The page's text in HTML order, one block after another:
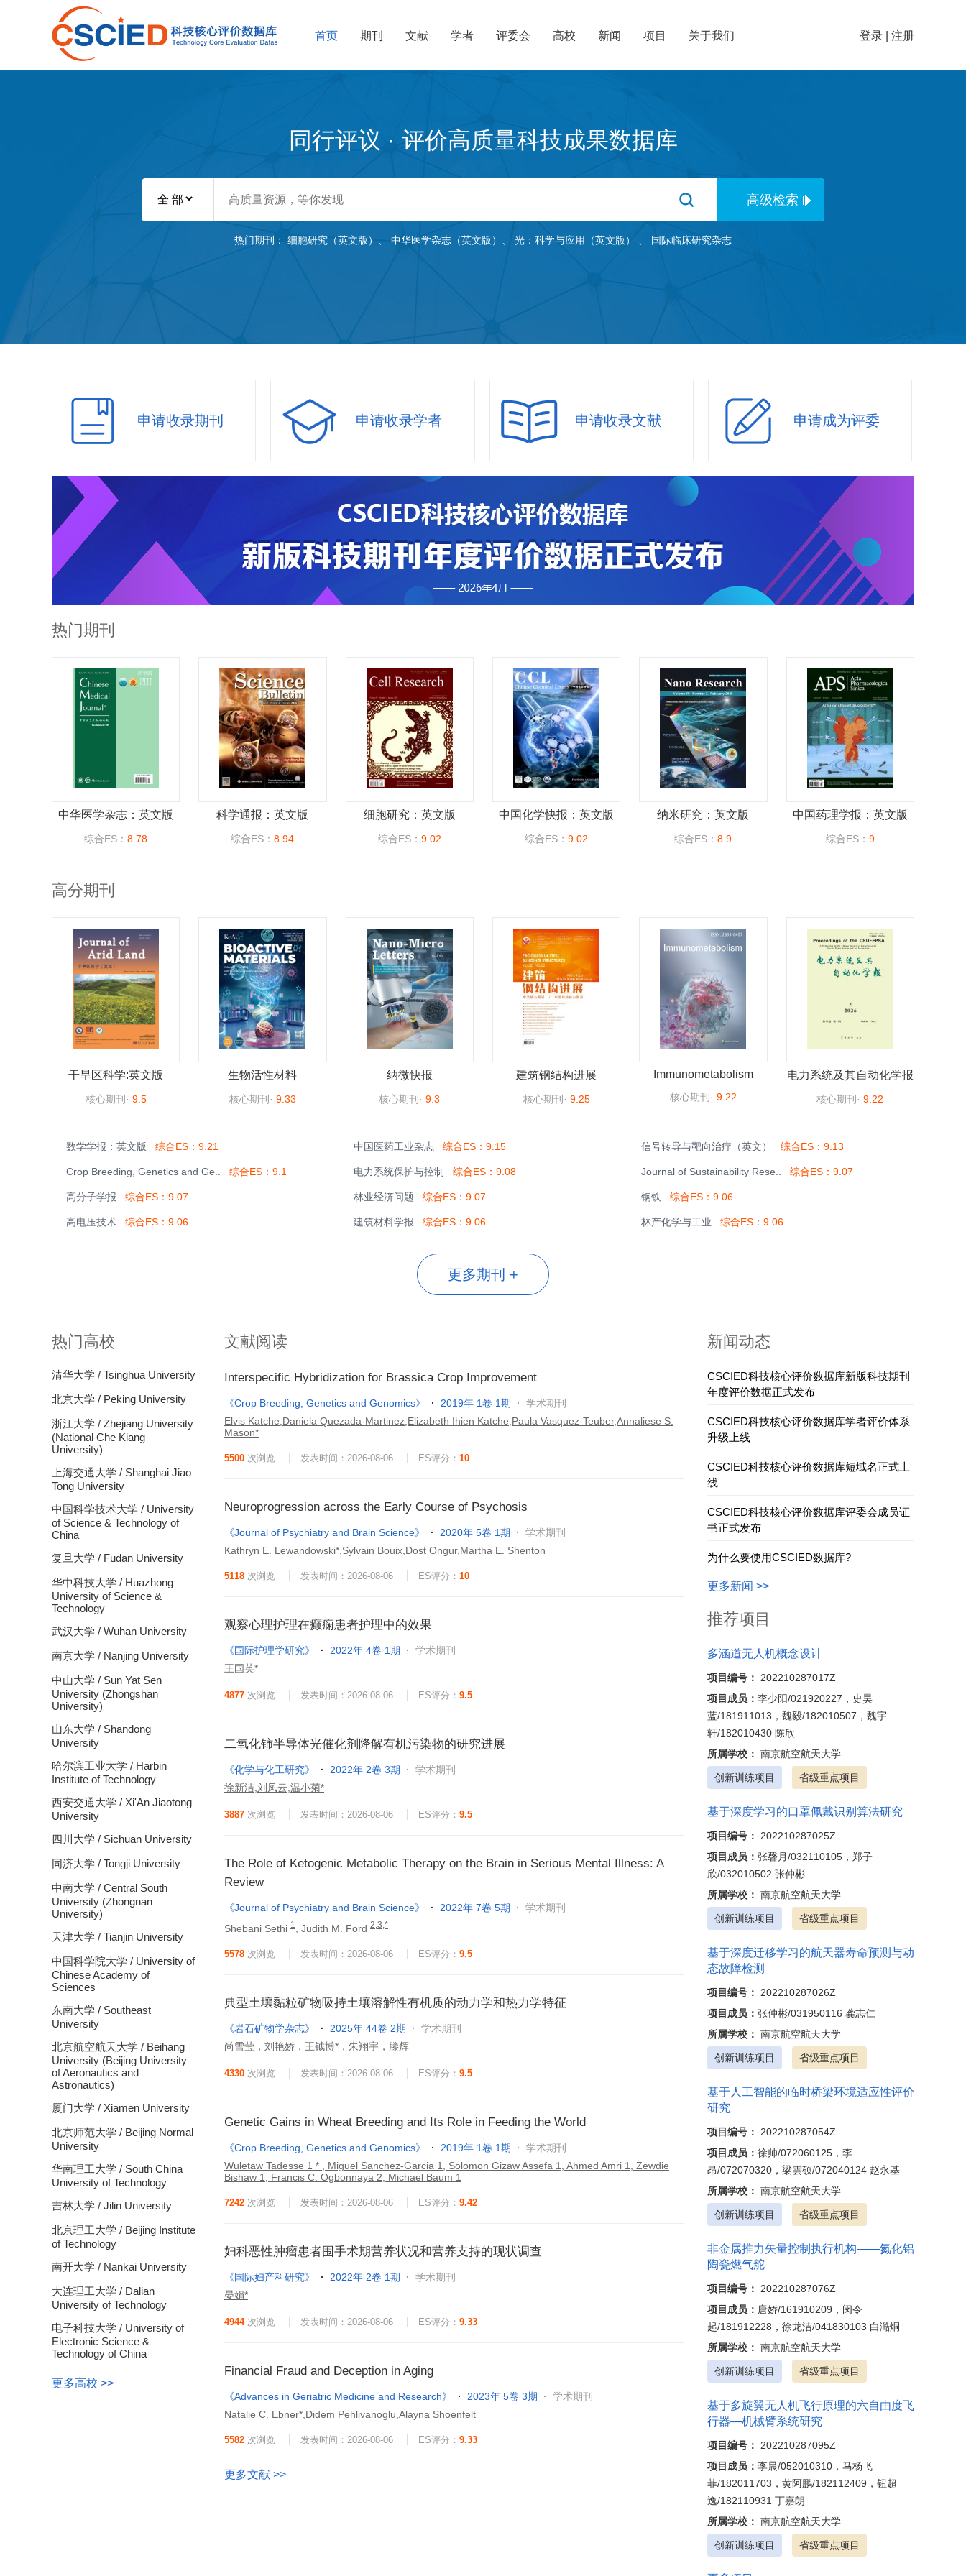
首页 期刊 文献 学者 评委会 高校 新闻 项目 关于我们 登录 注册
同行评议 · 评价高质量科技成果数据库
热门期刊： 细胞研究（英文版） 中华医学杂志（英文版） 光：科学与应用（英文版） 国际临床研究杂志
申请收录期刊 申请收录学者 申请收录文献 申请成为评委
热门期刊
中华医学杂志：英文版
综合ES：8.78
科学通报：英文版
综合ES：8.94
细胞研究：英文版
综合ES： 9.02
中国化学快报：英文版
综合ES：9.02
纳米研究：英文版
综合ES：8.9
中国药理学报：英文版
综合ES： 9
高分期刊
干旱区科学:英文版
核心期刊 · 9.5
生物活性材料
核心期刊 · 9.33
纳微快报
核心期刊 · 9.3
建筑钢结构进展
核心期刊 · 9.25
Immunometabolism
核心期刊 · 9.22
电力系统及其自动化学报
核心期刊 · 9.22
数学学报：英文版 综合ES：9.21 中国医药工业杂志 综合ES：9.15 信号转导与靶向治疗（英文） 综合ES：9.13
Crop Breeding, Genetics and Ge.. 综合ES：9.1 电力系统保护与控制 综合ES：9.08 Journal of Sustainability Rese.. 综合ES：9.07
高分子学报 综合ES：9.07 林业经济问题 综合ES：9.07 钢铁 综合ES：9.06
高电压技术 综合ES：9.06 建筑材料学报 综合ES：9.06 林产化学与工业 综合ES：9.06
更多期刊 +
热门高校
清华大学 / Tsinghua University
北京大学 / Peking University
浙江大学 / Zhejiang University
(National Che Kiang
University)
上海交通大学 / Shanghai Jiao
Tong University
中国科学技术大学 / University
of Science & Technology of
China
复旦大学 / Fudan University
华中科技大学 / Huazhong
University of Science &
Technology
武汉大学 / Wuhan University
南京大学 / Nanjing University
中山大学 / Sun Yat Sen
University (Zhongshan
University)
山东大学 / Shandong
University
哈尔滨工业大学 / Harbin
Institute of Technology
西安交通大学 / Xi'An Jiaotong
University
四川大学 / Sichuan University
同济大学 / Tongji University
中南大学 / Central South
University (Zhongnan
University)
天津大学 / Tianjin University
中国科学院大学 / University of
Chinese Academy of
Sciences
东南大学 / Southeast
University
北京航空航天大学 / Beihang
University (Beijing University
of Aeronautics and
Astronautics)
厦门大学 / Xiamen University
北京师范大学 / Beijing Normal
University
华南理工大学 / South China
University of Technology
吉林大学 / Jilin University
北京理工大学 / Beijing Institute
of Technology
南开大学 / Nankai University
大连理工大学 / Dalian
University of Technology
电子科技大学 / University of
Electronic Science &
Technology of China
更多高校 >>
新闻动态
CSCIED科技核心评价数据库新版科技期刊
年度评价数据正式发布
CSCIED科技核心评价数据库学者评价体系
升级上线
CSCIED科技核心评价数据库短域名正式上
线
CSCIED科技核心评价数据库评委会成员证
书正式发布
为什么要使用CSCIED数据库?
更多新闻 >>
推荐项目
多涵道无人机概念设计
项目编号：
202210287017Z
项目成员： 李少阳/021920227，史昊
蓝/181911013，魏毅/182010507，魏宇
轩/182010430 陈欣
所属学校： 南京航空航天大学
创新训练项目 省级重点项目
基于深度学习的口罩佩戴识别算法研究
项目编号：
202210287025Z
项目成员： 张馨月/032110105，郑子
欣/032010502 张仲彬
所属学校： 南京航空航天大学
创新训练项目 省级重点项目
基于深度迁移学习的航天器寿命预测与动
态故障检测
项目编号：
202210287026Z
项目成员： 张仲彬/031950116 龚志仁
所属学校： 南京航空航天大学
创新训练项目 省级重点项目
基于人工智能的临时桥梁环境适应性评价
研究
项目编号：
202210287054Z
项目成员： 徐帅/072060125，李
昂/072070320，梁雲硕/072040124 赵永基
所属学校： 南京航空航天大学
创新训练项目 省级重点项目
非金属推力矢量控制执行机构——氮化铝
陶瓷燃气舵
项目编号：
202210287076Z
项目成员： 唐娇/161910209，闵令
起/181912228，徐龙洁/041830103 白澔烔
所属学校： 南京航空航天大学
创新训练项目 省级重点项目
基于多旋翼无人机飞行原理的六自由度飞
行器—机械臂系统研究
项目编号：
202210287095Z
项目成员： 李晨/052010310，马杨飞
菲/182011703，黄阿鹏/182112409，钮超
逸/182110931 丁嘉朗
所属学校： 南京航空航天大学
创新训练项目 省级重点项目
文献阅读
Interspecific Hybridization for Brassica Crop Improvement
《Crop Breeding, Genetics and Genomics》 2019年 1卷 1期
学术期刊
Elvis Katche,Daniela Quezada-Martinez,Elizabeth Ihien Katche,Paula Vasquez-Teuber,Annaliese S.
Mason*
5500 次浏览 发表时间：2026-08-06 ES评分： 10
Neuroprogression across the Early Course of Psychosis
《Journal of Psychiatry and Brain Science》 2020年 5卷 1期
学术期刊
Kathryn E. Lewandowski*,Sylvain Bouix,Dost Ongur,Martha E. Shenton
5118 次浏览 发表时间：2026-08-06 ES评分： 10
观察心理护理在癫痫患者护理中的效果
《国际护理学研究》 2022年 4卷 1期
学术期刊
王国英*
4877 次浏览 发表时间：2026-08-06 ES评分： 9.5
二氧化铈半导体光催化剂降解有机污染物的研究进展
《化学与化工研究》 2022年 2卷 3期
学术期刊
徐新洁,刘凤云,温小菊*
3887 次浏览 发表时间：2026-08-06 ES评分： 9.5
The Role of Ketogenic Metabolic Therapy on the Brain in Serious Mental Illness: A
Review
《Journal of Psychiatry and Brain Science》 2022年 7卷 5期
学术期刊
Shebani Sethi 1 , Judith M. Ford 2,3,*
5578 次浏览 发表时间：2026-08-06 ES评分： 9.5
典型土壤黏粒矿物吸持土壤溶解性有机质的动力学和热力学特征
《岩石矿物学杂志》 2025年 44卷 2期
学术期刊
尚雪莹，刘艳娇，王钺博*，朱翔宇，滕辉
4330 次浏览 发表时间：2026-08-06 ES评分： 9.5
Genetic Gains in Wheat Breeding and Its Role in Feeding the World
《Crop Breeding, Genetics and Genomics》 2019年 1卷 1期
学术期刊
Wuletaw Tadesse 1 * , Miguel Sanchez-Garcia 1, Solomon Gizaw Assefa 1, Ahmed Amri 1, Zewdie
Bishaw 1, Francis C. Ogbonnaya 2, Michael Baum 1
7242 次浏览 发表时间：2026-08-06 ES评分： 9.42
妇科恶性肿瘤患者围手术期营养状况和营养支持的现状调查
《国际妇产科研究》 2022年 2卷 1期
学术期刊
晏娟*
4944次浏览 发表时间：2026-08-06 ES评分： 9.33
Financial Fraud and Deception in Aging
《Advances in Geriatric Medicine and Research》 2023年 5卷 3期
学术期刊
Natalie C. Ebner*,Didem Pehlivanoglu,Alayna Shoenfelt
5582 次浏览 发表时间：2026-08-06 ES评分： 9.33
更多文献 >>